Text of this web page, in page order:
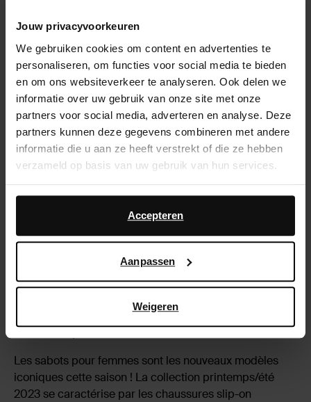
Jouw privacyvoorkeuren
We gebruiken cookies om content en advertenties te
personaliseren, om functies voor social media te bieden
en om ons websiteverkeer te analyseren. Ook delen we
informatie over uw gebruik van onze site met onze
partners voor social media, adverteren en analyse. Deze
partners kunnen deze gegevens combineren met andere
informatie die u aan ze heeft verstrekt of die ze hebben
verzameld op basis van uw gebruik van hun services.
Daarnaast werken wij samen met Google voor
advertentie- en meetdoeleinden. Meer informatie over
hoe Google uw persoonsgegevens gebruikt, vindt u op
Accepteren
Aanpassen
Weigeren
Shop Sabots
Sabots pour femmes
Les sabots pour femmes sont les nouveaux modèles
iconiques cette saison ! La collection printemps/été
2023 se caractérise par les chaussures slip-on